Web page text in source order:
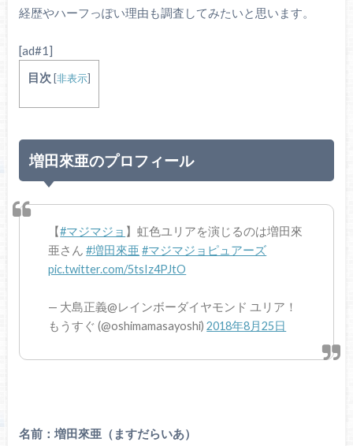
経歴やハーフっぽい理由も調査してみたいと思います。
[ad#1]
目次 [非表示]
増田來亜のプロフィール
【#マジマジョ 】虹色ユリアを演じるのは増田來
亜さん#増田來亜 #マジマジョピュアーズ
pic.twitter.com/5tsIz4PJtO
— 大島正義@レインボーダイヤモンド ユリア！
もうすぐ (@oshimamasayoshi)2018年8月25日
名前：増田來亜（ますだらいあ）